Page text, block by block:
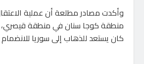
وأكدت مصادر مطلعة أن عملية
منطقة كوجا سنان في منطقة قيصري،
كان يستعد للذهاب إلى سوريا للانضمام